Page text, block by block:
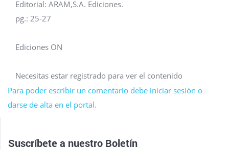
Editorial: ARAM,S.A. Ediciones.
pg.: 25-27
Ediciones ON
Necesitas estar registrado para ver el contenido
Para poder escribir un comentario debe iniciar sesión o
darse de alta en el portal.
Suscríbete a nuestro Boletín